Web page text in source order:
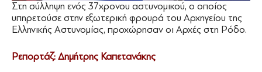
Στη σύλληψη ενός 37χρονου αστυνομικού, ο οποίος
υπηρετούσε στην εξωτερική φρουρά του Αρχηγείου της
Ελληνικής Αστυνομίας, προχώρησαν οι Αρχές στη Ρόδο.
Ρεπορτάζ: Δημήτρης Καπετανάκης